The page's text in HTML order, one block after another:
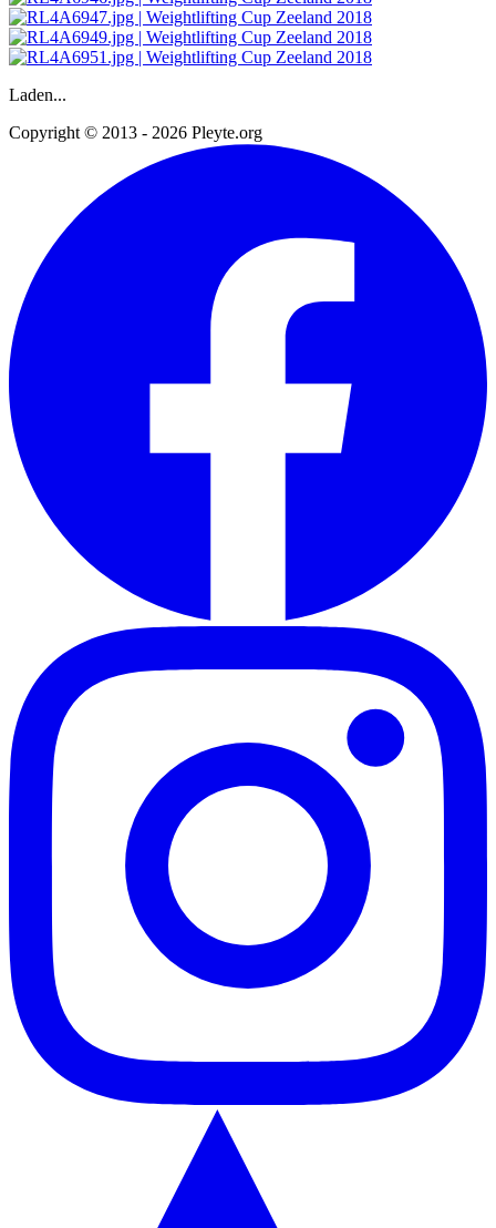
Laden...
Copyright © 2013 - 2026 Pleyte.org